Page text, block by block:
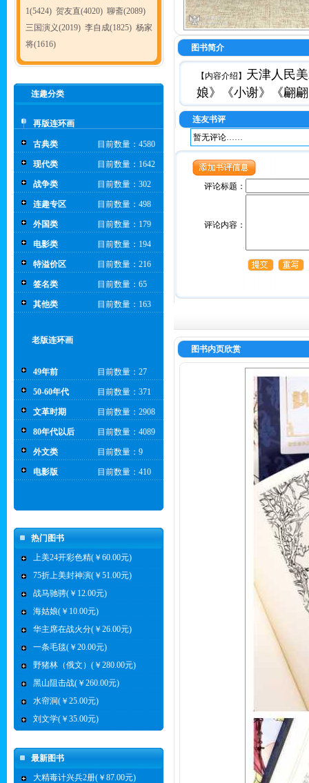
1(5424) 贺友直(4020) 聊斋(2089)
三国演义(2019) 李自成(1825) 杨家
将(1616)
连趣分类
再版连环画
古典类 目前数量：4580
现代类 目前数量：1642
战争类 目前数量：302
连趣专区 目前数量：498
外国类 目前数量：179
电影类 目前数量：194
特溢价区 目前数量：216
签名类 目前数量：65
其他类 目前数量：163
老版连环画
49年前 目前数量：27
50-60年代 目前数量：371
文革时期 目前数量：2908
80年代以后 目前数量：4089
外文类 目前数量：9
电影版 目前数量：410
热门图书
上美24开彩色精(￥60.00元)
75折上美封神演(￥51.00元)
战马驰骋(￥12.00元)
海姑娘(￥10.00元)
华主席在战火分(￥26.00元)
一条毛毯(￥20.00元)
野猪林（俄文）(￥280.00元)
黑山阻击战(￥260.00元)
水帘洞(￥25.00元)
刘文学(￥35.00元)
最新图书
大精毒计兴兵2册(￥87.00元)
图书简介
【内容介绍】
天津人民
娘》《小谢》《翩
连友书评
暂无评论……
评论标题：
评论内容：
图书内页欣赏